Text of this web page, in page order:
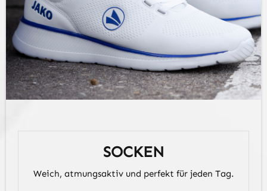
SOCKEN
Weich, atmungsaktiv und perfekt für jeden Tag.